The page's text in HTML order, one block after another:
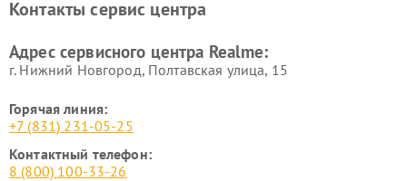
Контакты сервис центра
Адрес сервисного центра Realme:
г. Нижний Новгород, Полтавская улица, 15
Горячая линия:
+7 (831) 231-05-25
Контактный телефон:
8 (800) 100-33-26